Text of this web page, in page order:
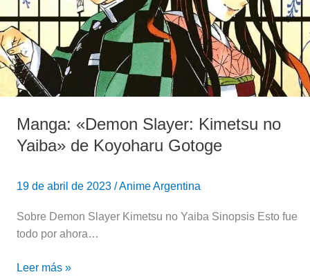
Manga: «Demon Slayer: Kimetsu no
Yaiba» de Koyoharu Gotoge
19 de abril de 2023 /Anime Argentina
Sobre Demon Slayer Kimetsu no Yaiba Sinopsis Esto fue
todo por ahora…
Yaiba»
de
Koyoharu
Gotoge
Leer más »